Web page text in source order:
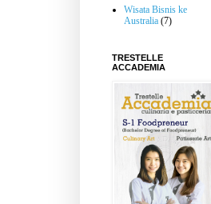
Wisata Bisnis ke
Australia (7)
TRESTELLE
ACCADEMIA